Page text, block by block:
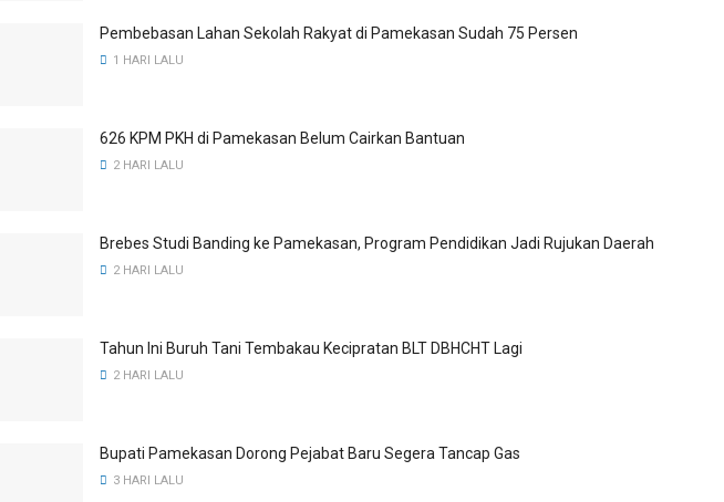
Pembebasan Lahan Sekolah Rakyat di Pamekasan Sudah 75 Persen
1 HARI LALU
626 KPM PKH di Pamekasan Belum Cairkan Bantuan
2 HARI LALU
Brebes Studi Banding ke Pamekasan, Program Pendidikan Jadi Rujukan Daerah
2 HARI LALU
Tahun Ini Buruh Tani Tembakau Kecipratan BLT DBHCHT Lagi
2 HARI LALU
Bupati Pamekasan Dorong Pejabat Baru Segera Tancap Gas
3 HARI LALU